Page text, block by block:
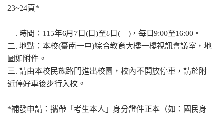
23~24頁*
一. 時間：115年6月7日(日)至8日(一)，每日9:00至16:00。
二. 地點：本校(臺南一中)綜合教育大樓一樓視訊會議室，地
圖如附件。
三. 請由本校民族路門進出校園，校內不開放停車，請於附
近停好車後步行入校。
*補發申請：攜帶「考生本人」身分證件正本（如：國民身